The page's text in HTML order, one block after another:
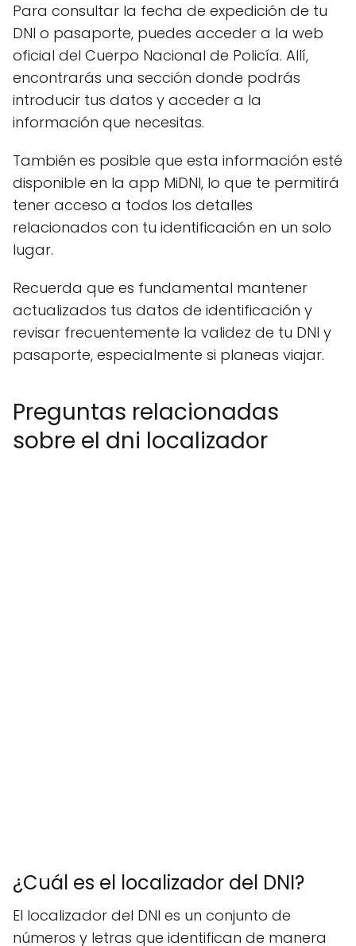
Para consultar la fecha de expedición de tu
DNI o pasaporte, puedes acceder a la web
oficial del Cuerpo Nacional de Policía. Allí,
encontrarás una sección donde podrás
introducir tus datos y acceder a la
información que necesitas.
También es posible que esta información esté
disponible en la app MiDNI, lo que te permitirá
tener acceso a todos los detalles
relacionados con tu identificación en un solo
lugar.
Recuerda que es fundamental mantener
actualizados tus datos de identificación y
revisar frecuentemente la validez de tu DNI y
pasaporte, especialmente si planeas viajar.
Preguntas relacionadas
sobre el dni localizador
¿Cuál es el localizador del DNI?
El localizador del DNI es un conjunto de
números y letras que identifican de manera